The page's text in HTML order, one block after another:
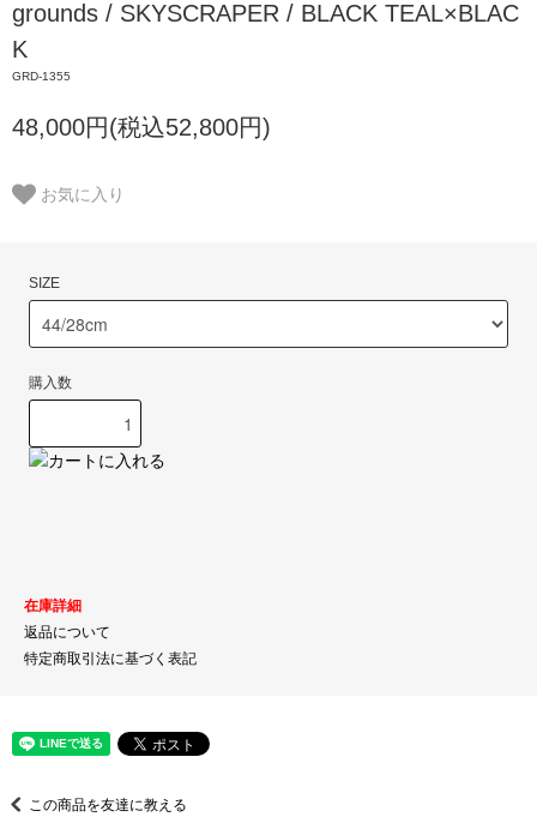
grounds / SKYSCRAPER / BLACK TEAL×BLAC
K
GRD-1355
48,000円(税込52,800円)
お気に入り
SIZE
購入数
在庫詳細
返品について
特定商取引法に基づく表記
この商品を友達に教える